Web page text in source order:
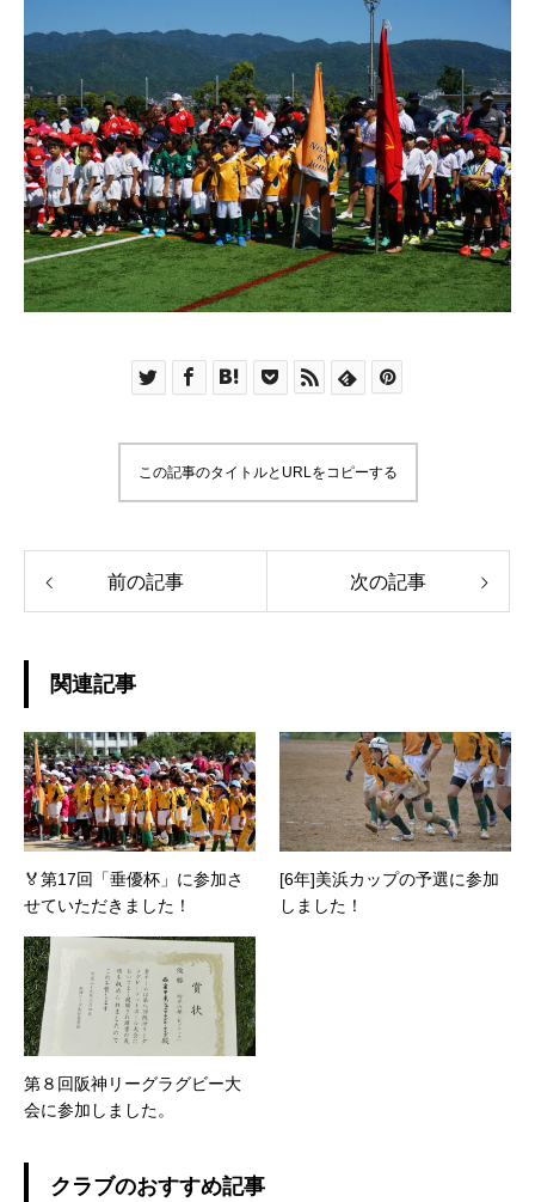
この記事のタイトルとURLをコピーする
前の記事 次の記事
関連記事
🏅第17回「垂優杯」に参加さ
せていただきました！
[6年]美浜カップの予選に参加
しました！
第８回阪神リーグラグビー大
会に参加しました。
クラブのおすすめ記事